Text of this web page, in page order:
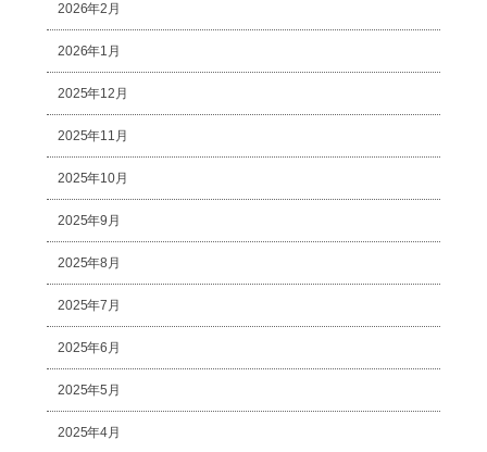
2026年2月
2026年1月
2025年12月
2025年11月
2025年10月
2025年9月
2025年8月
2025年7月
2025年6月
2025年5月
2025年4月